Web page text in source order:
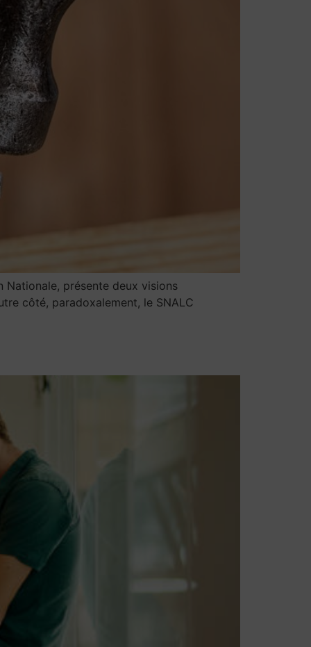
Nationale, présente deux visions
côté, paradoxalement, le SNALC